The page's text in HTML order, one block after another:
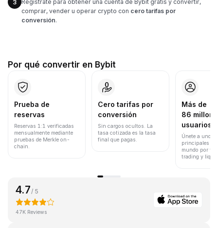
3
Regístrate para obtener una cuenta de Bybit gratis y convertir,
comprar, vender u operar crypto con cero tarifas por
conversión.
Por qué convertir en Bybit
Prueba de
reservas
Reservas 1:1 verificadas
mensualmente mediante
pruebas de Merkle on-
chain.
Cero tarifas por
conversión
Sin cargos ocultos. La
tasa cotizada es la tasa
final que pagas.
Más de
86
usuarios
Únete a uno
principales
mundo por
trading y
4.7 / 5
47K Reviews